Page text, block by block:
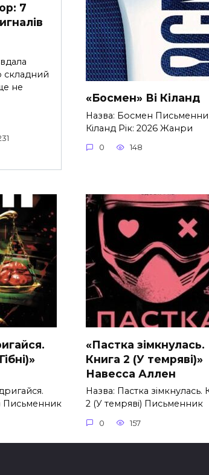
7
складний
не
«Босмен» Ві Кіланд
Назва: Босмен
Кіланд Рік: 2026 Жанри
0 148
Письменник
«Пастка зімкнулась.
Книга 2 (У темряві)»
Навесса Аллен
Назва: Пастка зімкнулась.
2 (У темряві) Письменник
0 157